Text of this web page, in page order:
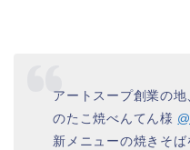
アートスープ創業の地
のたこ焼べんてん様
新メニューの焼きそ